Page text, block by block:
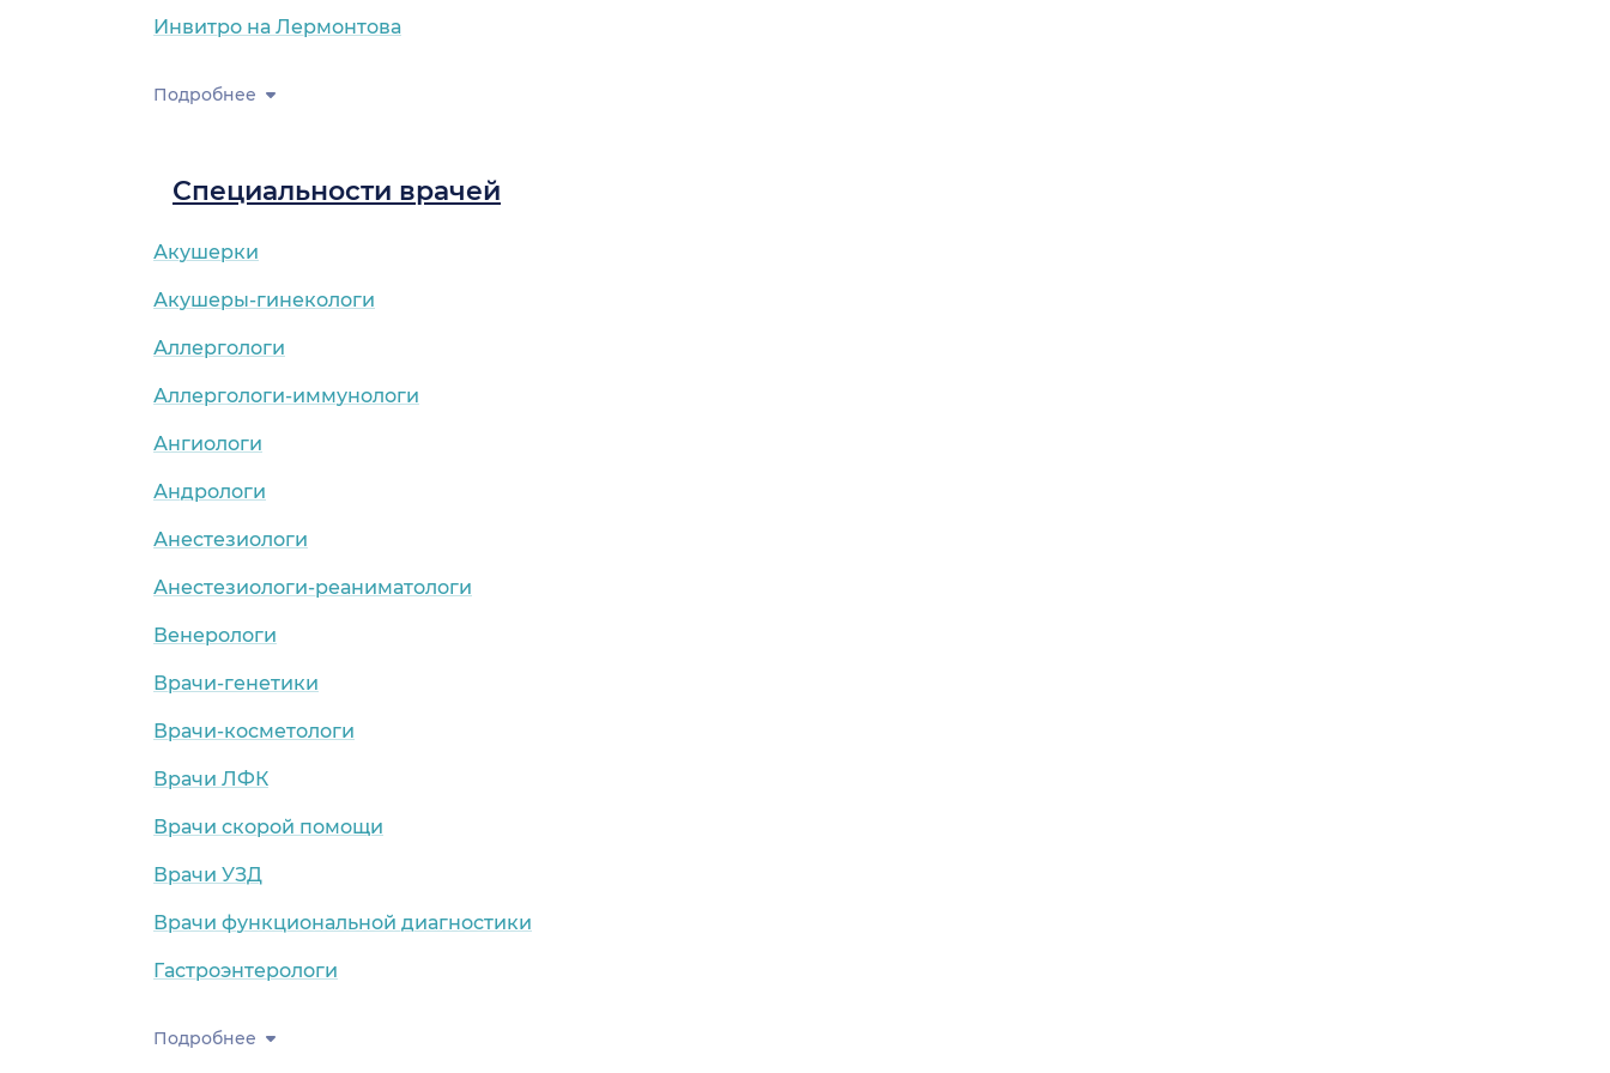
Инвитро на Лермонтова
Подробнее
Специальности врачей
Акушерки
Акушеры-гинекологи
Аллергологи
Аллергологи-иммунологи
Ангиологи
Андрологи
Анестезиологи
Анестезиологи-реаниматологи
Венерологи
Врачи-генетики
Врачи-косметологи
Врачи ЛФК
Врачи скорой помощи
Врачи УЗД
Врачи функциональной диагностики
Гастроэнтерологи
Подробнее